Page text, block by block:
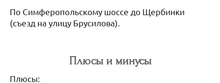
По Симферопольскому шоссе до Щербинки
(съезд на улицу Брусилова).
Плюсы и минусы
Плюсы: